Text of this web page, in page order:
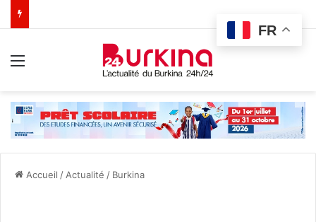
Accueil / Actualité / Burkina
FR